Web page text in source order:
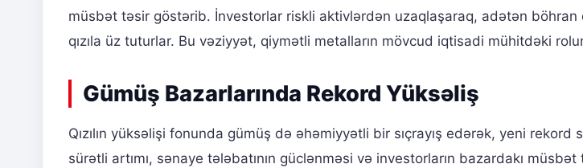
müsbət təsir göstərib. İnvestorlar riskli aktivlərdən uzaqlaşaraq, adətən
qızıla üz tuturlar. Bu vəziyyət, qiymətli metalların mövcud iqtisadi mühitdəki
Gümüş Bazarlarında Rekord Yüksəliş
Qızılın yüksəlişi fonunda gümüş də əhəmiyyətli bir sıçrayış edərək, yeni rekord
sürətli artımı, sənaye tələbatının güclənməsi və investorların bazardakı